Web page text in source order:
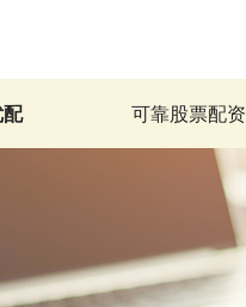
可靠股票配资